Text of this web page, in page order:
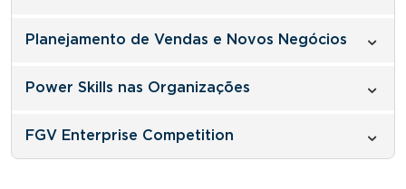
Planejamento de Vendas e Novos Negócios
Power Skills nas Organizações
FGV Enterprise Competition